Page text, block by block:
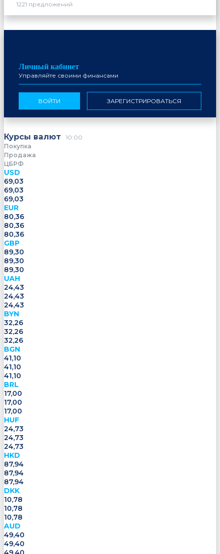
1221 предложений
Личный кабинет
Управляйте своими финансами
ВОЙТИ ЗАРЕГИСТРИРОВАТЬСЯ
Курсы валют
10:00
Покупка
Продажа
ЦБРФ
USD
69,03
69,03
69,03
EUR
80,36
80,36
80,36
GBP
89,30
89,30
89,30
UAH
24,43
24,43
24,43
BYN
32,26
32,26
32,26
BGN
41,10
41,10
41,10
BRL
17,00
17,00
17,00
HUF
24,73
24,73
24,73
HKD
87,94
87,94
87,94
DKK
10,78
10,78
10,78
AUD
49,40
49,40